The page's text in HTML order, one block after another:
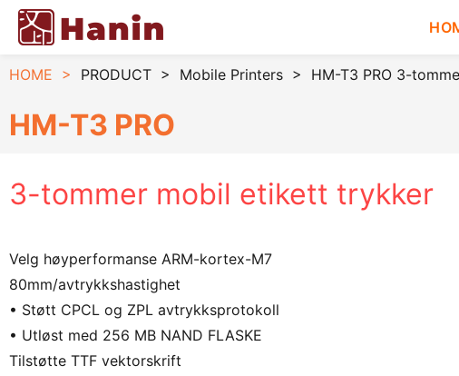
HOME > PRODUCT > Mobile Printers > HM-T3 PRO 3-
HM-T3 PRO
3-tommer mobil etikett trykker
Velg høyperformanse ARM-kortex-M7
80mm/avtrykkshastighet
• Støtt CPCL og ZPL avtrykksprotokoll
• Utløst med 256 MB NAND FLASKE
Tilstøtte TTF vektorskrift